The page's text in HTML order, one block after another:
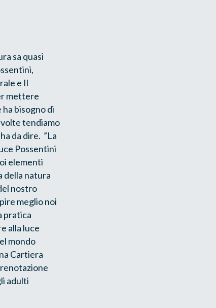
sa quasi
e Il
mettere
bisogno di
volte tendiamo
da dire. ”La
Possentini
elementi
della natura
nostro
meglio noi
pratica
alla luce
mondo
Cartiera
adulti